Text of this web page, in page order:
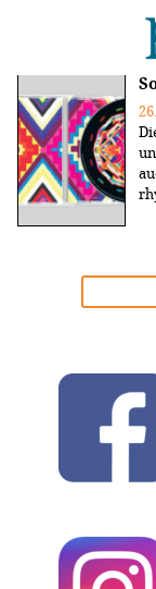
Weitere Artikel
Suchen